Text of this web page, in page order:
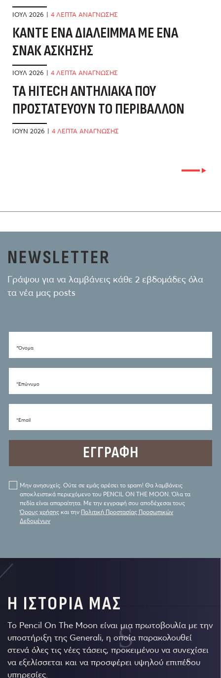
ΙΟΎΛ 2026 | 4 ΛΕΠΤΑ ΑΝΑΓΝΩΣΗΣ
ΚΆΝΤΕ ΈΝΑ ΔΙΆΛΕΙΜΜΑ ΜΕ ΈΝΑ
ΣΝΑΚ ΆΣΚΗΣΗΣ
ΙΟΎΛ 2026 | 4 ΛΕΠΤΑ ΑΝΑΓΝΩΣΗΣ
ΤΑ HITECH ΑΝΤΗΛΙΑΚΆ ΠΟΥ
ΠΡΟΣΤΑΤΕΎΟΥΝ ΤΟ ΠΕΡΙΒΆΛΛΟΝ
ΙΟΎΝ 2026 | 4 ΛΕΠΤΑ ΑΝΑΓΝΩΣΗΣ
NEWSLETTER
Γράψου για να λαμβάνεις κάθε 2 εβδομάδες όλα
τα νέα μας posts
*Όνομα
*Eπώνυμο
*Email
Μην ανησυχείς. Ούτε σε εμάς αρέσει το spam! Θα λαμβάνεις
αποκλειστικά περιεχόμενο του PENCIL ON THE MOON. Όλα τα
πεδία είναι απαραίτητα. Με την εγγραφή σου αποδέχεσαι τους
Όρους χρήσης και την Πολιτική Προστασίας Προσωπικών
Δεδομένων
Η ΙΣΤΟΡΙΑ ΜΑΣ
Το Pencil On The Moon είναι μια πρωτοβουλία με την
υποστήριξη της Generali, η οποία παρακολουθεί
στενά όλες τις νέες τάσεις, προκειμένου να συνεχίσει
να εξελίσσεται και να προσφέρει υψηλού επιπέδου
υπηρεσίες.